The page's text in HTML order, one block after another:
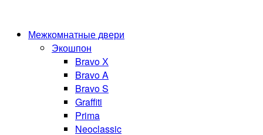
Межкомнатные двери
Экошпон
Bravo Х
Bravo A
Bravo S
Graffiti
Prima
Neoclassic